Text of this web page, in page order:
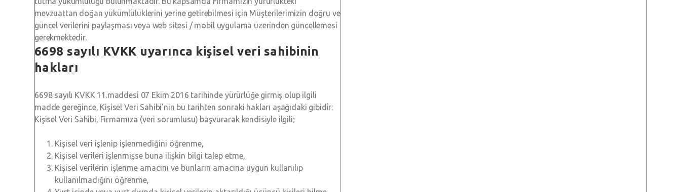
mevzuattan doğan yükümlülüklerini yerine getirebilmesi için Müşterilerimizin doğru ve
güncel verilerini paylaşması veya web sitesi / mobil uygulama üzerinden güncellemesi
gerekmektedir.
6698 sayılı KVKK uyarınca kişisel veri sahibinin
hakları
6698 sayılı KVKK 11.maddesi 07 Ekim 2016 tarihinde yürürlüğe girmiş olup ilgili
madde gereğince, Kişisel Veri Sahibi’nin bu tarihten sonraki hakları aşağıdaki gibidir:
Kişisel Veri Sahibi, Firmamıza (veri sorumlusu) başvurarak kendisiyle ilgili;
Kişisel veri işlenip işlenmediğini öğrenme,
Kişisel verileri işlenmişse buna ilişkin bilgi talep etme,
Kişisel verilerin işlenme amacını ve bunların amacına uygun kullanılıp
kullanılmadığını öğrenme,